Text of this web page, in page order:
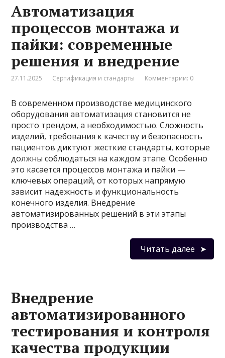
Автоматизация
процессов монтажа и
пайки: современные
решения и внедрение
27.11.2025 Сертификация и стандарты Комментарии: 0
В современном производстве медицинского
оборудования автоматизация становится не
просто трендом, а необходимостью. Сложность
изделий, требования к качеству и безопасность
пациентов диктуют жесткие стандарты, которые
должны соблюдаться на каждом этапе. Особенно
это касается процессов монтажа и пайки —
ключевых операций, от которых напрямую
зависит надежность и функциональность
конечного изделия. Внедрение
автоматизированных решений в эти этапы
производства …
Читать далее
Внедрение
автоматизированного
тестирования и контроля
качества продукции